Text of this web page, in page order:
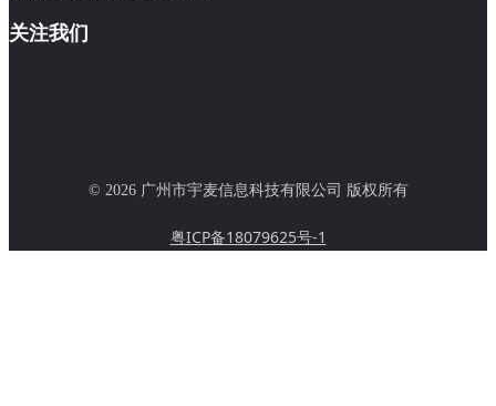
关注我们
© 2026 广州市宇麦信息科技有限公司 版权所有
粤ICP备18079625号-1